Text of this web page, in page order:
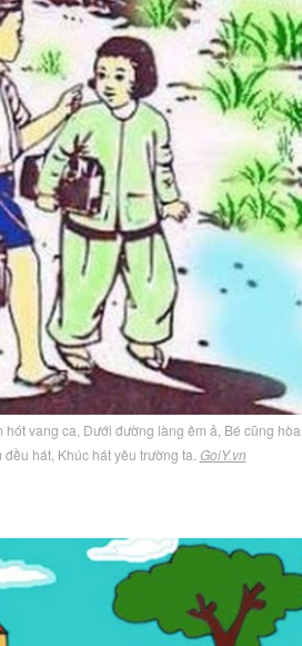
vang ca, Dưới đường làng êm ả, Bé cũng hòa
hát, Khúc hát yêu trường ta. GoiY.vn